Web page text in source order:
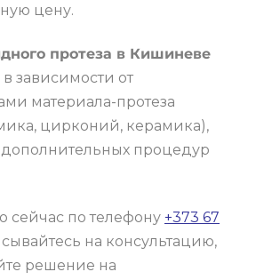
цену.
протеза в Кишиневе
зависимости от
материала-протеза
цирконий, керамика),
процедур
сейчас по телефону +373 67
на консультацию,
решение на